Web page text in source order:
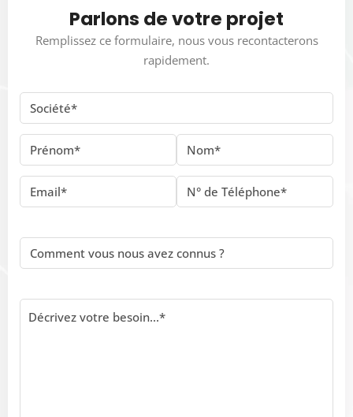
Parlons de votre projet
Remplissez ce formulaire, nous vous recontacterons
rapidement.